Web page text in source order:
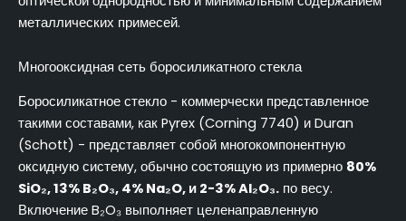
металлических примесей.
Многооксидная сеть боросиликатного стекла
Боросиликатное стекло - коммерчески представленное
такими составами, как Pyrex (Corning 7740) и Duran
(Schott) - представляет собой многокомпонентную
оксидную систему, обычно состоящую из примерно 80%
SiO₂, 13% B₂O₃, 4% Na₂O, и 2-3% Al₂O₃. по весу.
Включение B₂O₃ выполняет целенаправленную